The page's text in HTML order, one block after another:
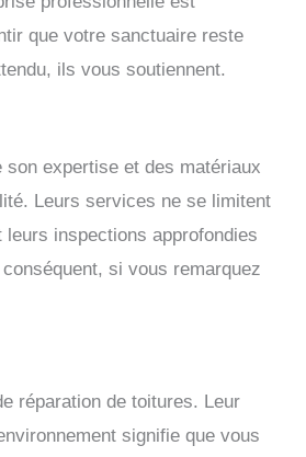
que votre sanctuaire reste
ils vous soutiennent.
son expertise et des matériaux
Leurs services ne se limitent
inspections approfondies
si vous remarquez
réparation de toitures. Leur
signifie que vous